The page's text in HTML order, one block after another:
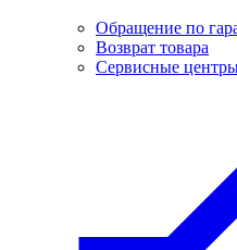
Обращение по
Возврат товара
Сервисные